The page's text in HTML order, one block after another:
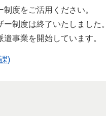
度をご活用ください。
制度は終了いたしました。
事業を開始しています。
)